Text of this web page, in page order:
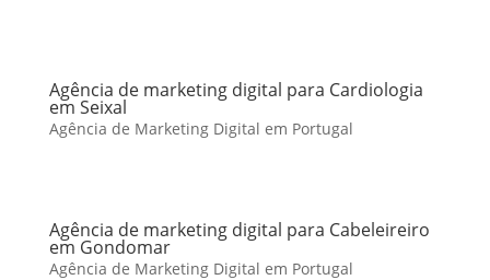
Agência de marketing digital para Cardiologia
em Seixal
Agência de Marketing Digital em Portugal
Agência de marketing digital para Cabeleireiro
em Gondomar
Agência de Marketing Digital em Portugal